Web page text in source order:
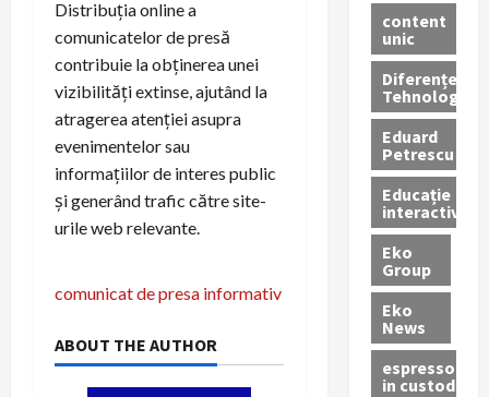
Distribuția online a
comunicatelor de presă
contribuie la obținerea unei
vizibilități extinse, ajutând la
atragerea atenției asupra
evenimentelor sau
informațiilor de interes public
și generând trafic către site-
urile web relevante.
N
a
comunicat de presa informativ
ABOUT THE AUTHOR
content
unic
Diferențe
Tehnologice
Eduard
Petrescu
Educație
interactivă
Eko
Group
Eko
News
espressoare
in custodie